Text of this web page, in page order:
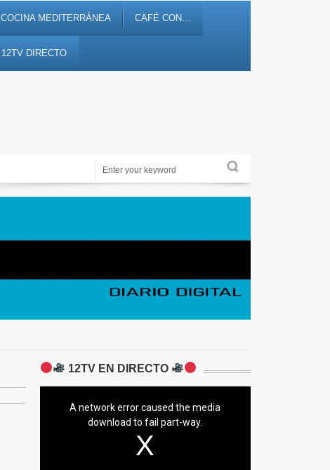
COCINA MEDITERRÁNEA CAFÉ CON…
12TV DIRECTO
Noticias, debates, fiestas, cultura, ocio y entretenimiento
12TV EN DIRECTO
A network error caused the media
download to fail part-way.